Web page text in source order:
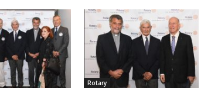
Rotary